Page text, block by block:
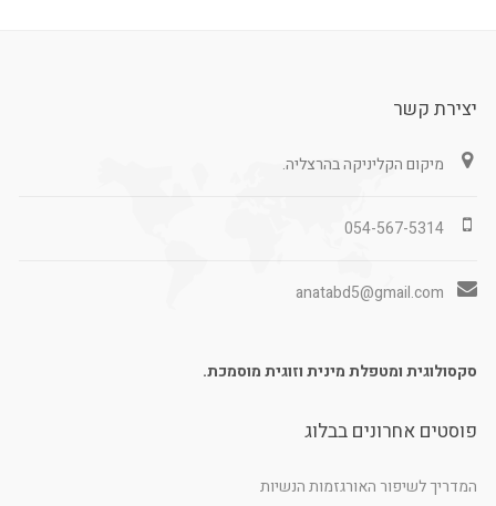
יצירת קשר
מיקום הקליניקה בהרצליה.
054-567-5314
anatabd5@gmail.com
סקסולוגית ומטפלת מינית וזוגית מוסמכת.
פוסטים אחרונים בבלוג
המדריך לשיפור האורגזמות הנשיות